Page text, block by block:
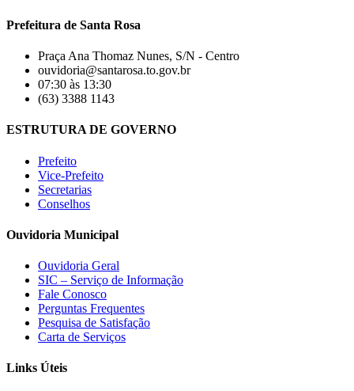
Prefeitura de Santa Rosa
Praça Ana Thomaz Nunes, S/N - Centro
ouvidoria@santarosa.to.gov.br
07:30 às 13:30
(63) 3388 1143
ESTRUTURA DE GOVERNO
Prefeito
Vice-Prefeito
Secretarias
Conselhos
Ouvidoria Municipal
Ouvidoria Geral
SIC – Serviço de Informação
Fale Conosco
Perguntas Frequentes
Pesquisa de Satisfação
Carta de Serviços
Links Úteis